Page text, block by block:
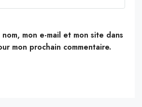
mon e-mail et mon site dans
mon prochain commentaire.